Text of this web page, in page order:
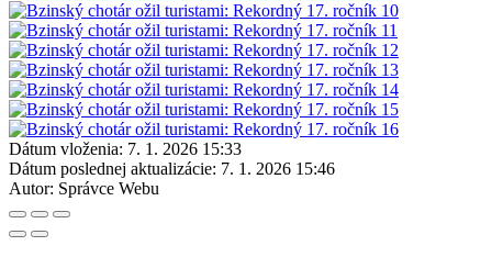
Dátum vloženia: 7. 1. 2026 15:33
Dátum poslednej aktualizácie: 7. 1. 2026 15:46
Autor: Správce Webu